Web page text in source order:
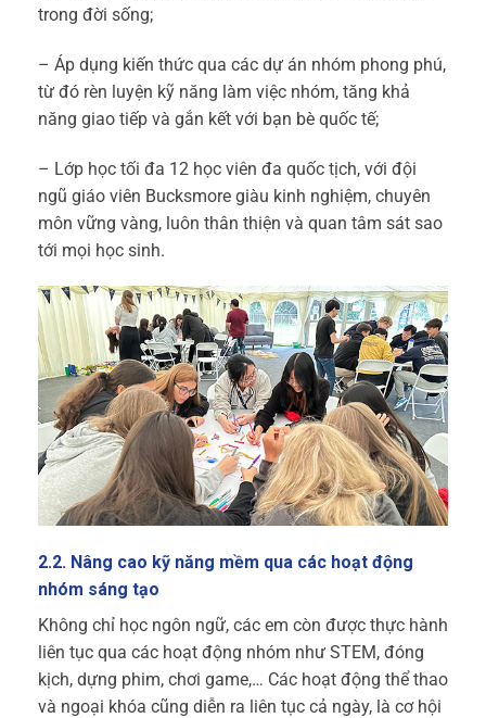
trong đời sống;
– Áp dụng kiến thức qua các dự án nhóm phong phú,
từ đó rèn luyện kỹ năng làm việc nhóm, tăng khả
năng giao tiếp và gắn kết với bạn bè quốc tế;
– Lớp học tối đa 12 học viên đa quốc tịch, với đội
ngũ giáo viên Bucksmore giàu kinh nghiệm, chuyên
môn vững vàng, luôn thân thiện và quan tâm sát sao
tới mọi học sinh.
2.2. Nâng cao kỹ năng mềm qua các hoạt động
nhóm sáng tạo
Không chỉ học ngôn ngữ, các em còn được thực hành
liên tục qua các hoạt động nhóm như STEM, đóng
kịch, dựng phim, chơi game,… Các hoạt động thể thao
và ngoại khóa cũng diễn ra liên tục cả ngày, là cơ hội